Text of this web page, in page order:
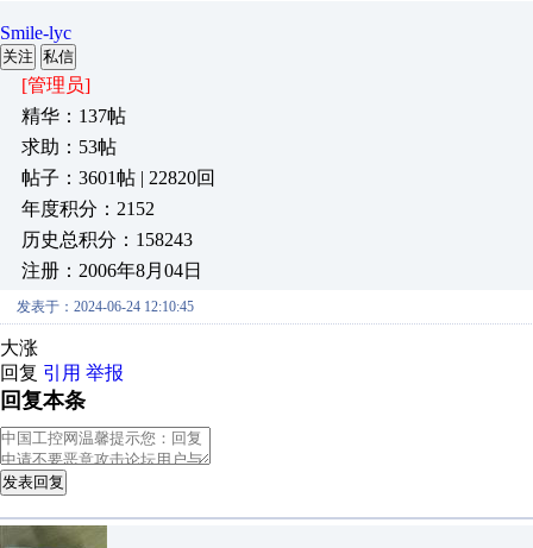
Smile-lyc
关注 私信
[管理员]
精华：137帖
求助：53帖
帖子：3601帖 | 22820回
年度积分：2152
历史总积分：158243
注册：2006年8月04日
发表于：2024-06-24 12:10:45
大涨
回复 引用 举报
回复本条
发表回复